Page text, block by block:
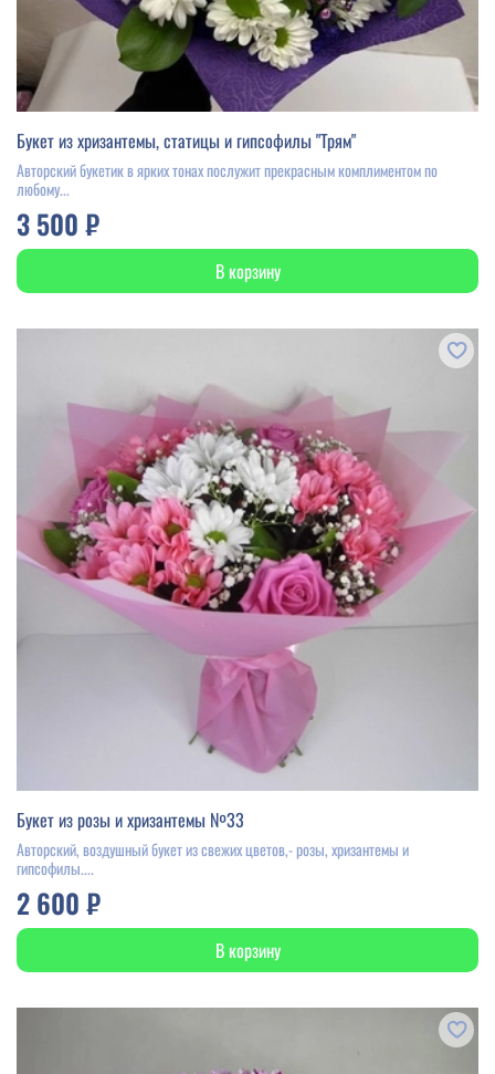
Букет из хризантемы, статицы и гипсофилы "Трям"
Авторский букетик в ярких тонах послужит прекрасным комплиментом по
любому...
3 500 ₽
В корзину
Букет из розы и хризантемы №33
Авторский, воздушный букет из свежих цветов,- розы, хризантемы и
гипсофилы....
2 600 ₽
В корзину